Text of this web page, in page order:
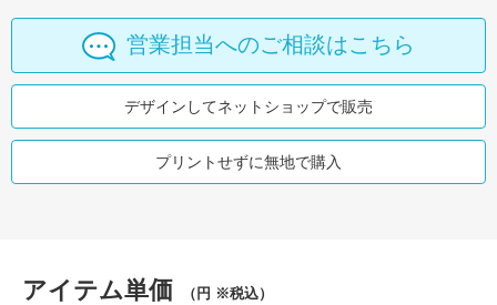
営業担当へのご相談はこちら
デザインしてネットショップで販売
プリントせずに無地で購入
アイテム単価 （円 ※税込）